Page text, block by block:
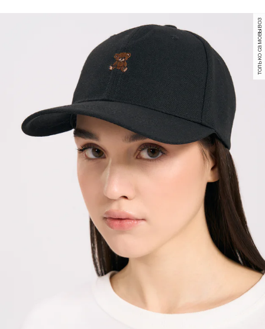
только самовывоз